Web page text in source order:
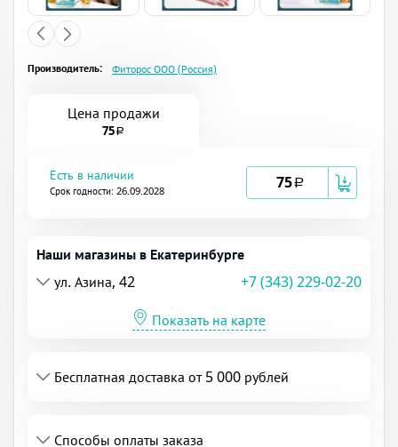
Производитель: Фиторос ООО (Россия)
Цена продажи
75 a
Есть в наличии
Срок годности: 26.09.2028 75a
Наши магазины в Екатеринбурге
ул. Азина, 42
+7 (343) 229-02-20
Показать на карте
Бесплатная доставка от 5 000 рублей
Способы оплаты заказа